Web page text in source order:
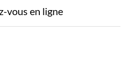
vous en ligne